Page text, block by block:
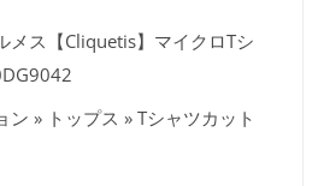
ス【Cliquetis】マイクロTシ
ン » トップス » Tシャツカット